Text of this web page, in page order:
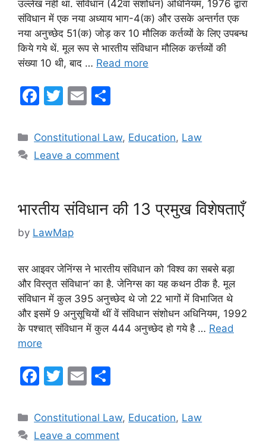
उल्लेख नहीं था. संविधान (42वां संशोधन) अधिनियम, 1976 द्वारा
संविधान में एक नया अध्याय भाग-4(क) और उसके अन्तर्गत एक
नया अनुच्छेद 51(क) जोड़ कर 10 मौलिक कर्तव्यों के लिए उपबन्ध
किये गये थें. मूल रूप से भारतीय संविधान मौलिक कर्त्तव्यों की
संख्या 10 थी, बाद … Read more
F
c
e
o
k
T
itt
er
E
ai
l
ar
e
Categories
Constitutional Law, Education, Law
Leave a comment
भारतीय संविधान की 13 प्रमुख विशेषताएँ
by LawMap
सर आइवर जेनिंग्स ने भारतीय संविधान को ‘विश्व का सबसे बड़ा
और विस्तृत संविधान’ का है. जेनिग्स का यह कथन ठीक है. मूल
संविधान में कुल 395 अनुच्छेद थे जो 22 भागों में विभाजित थे
और इसमें 9 अनुसूचियों थीं वें संविधान संशोधन अधिनियम, 1992
के पश्चात् संविधान में कुल 444 अनुच्छेद हो गये है … Read
more
F
c
e
T
itt
er
E
ai
l
ar
e
Categories
Constitutional Law, Education, Law
Leave a comment